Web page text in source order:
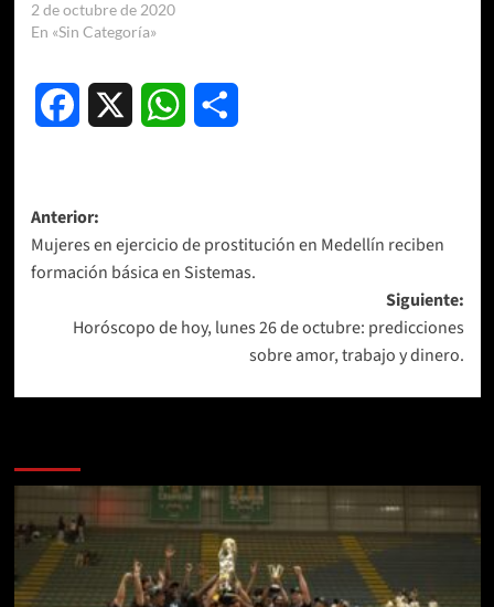
2 de octubre de 2020
En «Sin Categoría»
Facebook WhatsApp
Navegación
de
entradas
Anterior:
Mujeres en ejercicio de prostitución en Medellín reciben
formación básica en Sistemas.
Siguiente:
Horóscopo de hoy, lunes 26 de octubre: predicciones
sobre amor, trabajo y dinero.